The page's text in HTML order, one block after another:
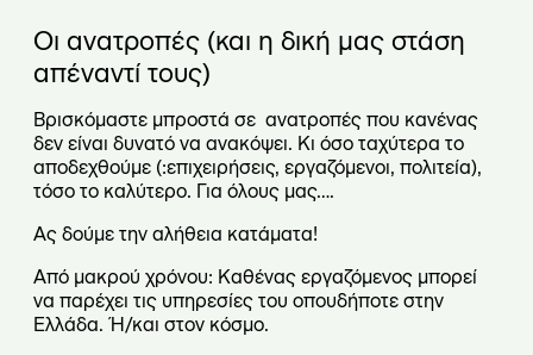
Οι ανατροπές (και η δική μας στάση
απέναντί τους)
Βρισκόμαστε μπροστά σε ανατροπές που κανένας
δεν είναι δυνατό να ανακόψει. Κι όσο ταχύτερα το
αποδεχθούμε (:επιχειρήσεις, εργαζόμενοι, πολιτεία),
τόσο το καλύτερο. Για όλους μας….
Ας δούμε την αλήθεια κατάματα!
Από μακρού χρόνου: Καθένας εργαζόμενος μπορεί
να παρέχει τις υπηρεσίες του οπουδήποτε στην
Ελλάδα. Ή/και στον κόσμο.